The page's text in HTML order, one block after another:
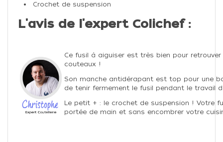
Crochet de suspension
L'avis de l'expert Colichef :
Ce fusil à aiguiser est très bien pour
couteaux !
Son manche antidérapant est top pour une
de tenir fermement le fusil pendant le travail
Le petit + : le crochet de suspension ! Votre
portée de main et sans encombrer votre